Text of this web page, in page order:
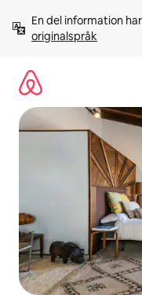
innehåll
En del information
originalspråk